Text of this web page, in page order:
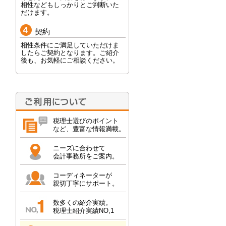
相性などもしっかりとご判断いた
だけます。
契約
相性条件にご満足していただけま
したらご契約となります。ご紹介
後も、お気軽にご相談ください。
税理士選びのポイント
など、豊富な情報満載。
ニーズに合わせて
会計事務所をご案内。
コーディネーターが
親切丁寧にサポート。
数多くの紹介実績。
税理士紹介実績NO,1